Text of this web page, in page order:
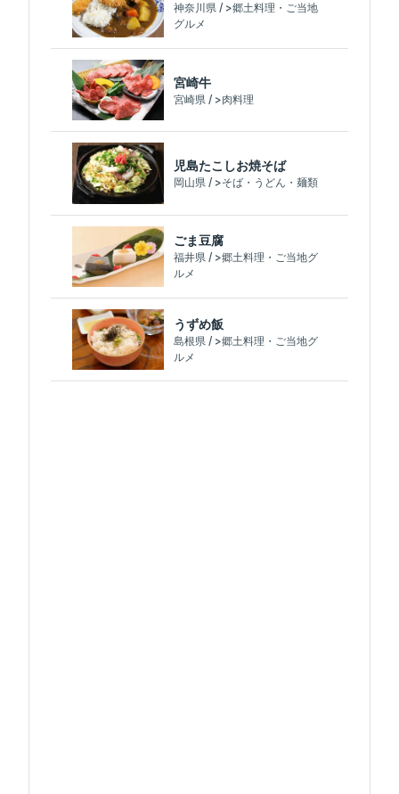
神奈川県 / >郷土料理・ご当地
グルメ
宮崎牛
宮崎県 / >肉料理
児島たこしお焼そば
岡山県 / >そば・うどん・麺類
ごま豆腐
福井県 / >郷土料理・ご当地グ
ルメ
うずめ飯
島根県 / >郷土料理・ご当地グ
ルメ